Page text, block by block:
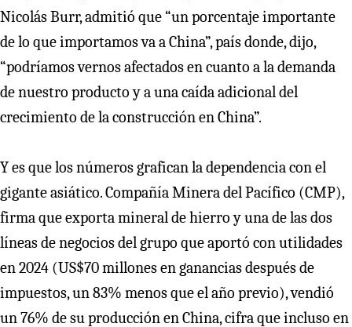
Nicolás Burr, admitió que “un porcentaje importante
de lo que importamos va a China”, país donde, dijo,
“podríamos vernos afectados en cuanto a la demanda
de nuestro producto y a una caída adicional del
crecimiento de la construcción en China”.
Y es que los números grafican la dependencia con el
gigante asiático. Compañía Minera del Pacífico (CMP),
firma que exporta mineral de hierro y una de las dos
líneas de negocios del grupo que aportó con utilidades
en 2024 (US$70 millones en ganancias después de
impuestos, un 83% menos que el año previo), vendió
un 76% de su producción en China, cifra que incluso en